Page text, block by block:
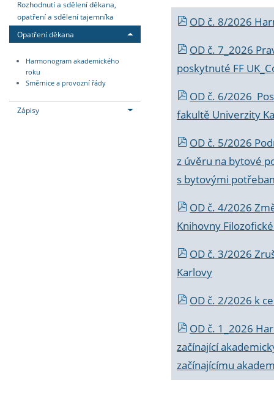
Rozhodnutí a sdělení děkana,
opatření a sdělení tajemníka
Opatření děkana
Harmonogram akademického
roku
Směrnice a provozní řády
Zápisy
OD č. 8/2026
OD č. 7_2026
poskytnuté FF
OD č. 6/2026
fakultě Univerzity
OD č. 5/2026
z úvěru na bytové
s bytovými
OD č. 4/2026
Knihovny
OD č. 3/2026
Karlovy
OD č. 2/2026 k
OD č. 1_2026
začínající
začínajícímu